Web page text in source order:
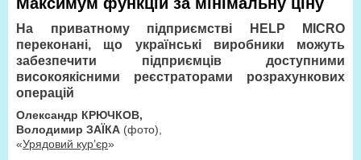
На приватному підприємстві HELP MICRO
переконані, що українські виробники можуть
забезпечити підприємців доступними
високоякісними реєстраторами розрахункових
операцій
Олександр КРЮЧКОВ,
Володимир ЗАЇКА (фото),
«Урядовий кур’єр»